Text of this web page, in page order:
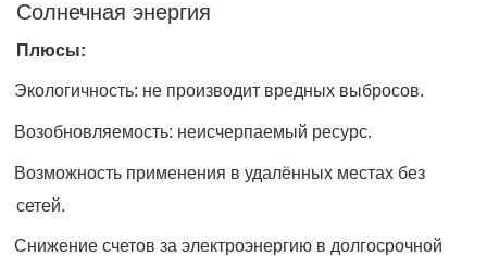
Солнечная энергия
Плюсы:
Экологичность: не производит вредных выбросов.
Возобновляемость: неисчерпаемый ресурс.
Возможность применения в удалённых местах без
сетей.
Снижение счетов за электроэнергию в долгосрочной